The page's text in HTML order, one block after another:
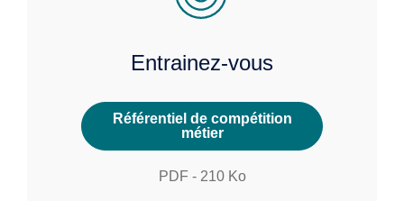
Entrainez-vous
Référentiel de compétition
métier
PDF - 210 Ko